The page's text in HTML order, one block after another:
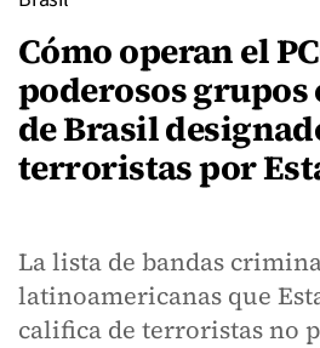
Cómo operan el
poderosos
de Brasil
terroristas por
La lista de bandas
latinoamericanas que
califica de terroristas no